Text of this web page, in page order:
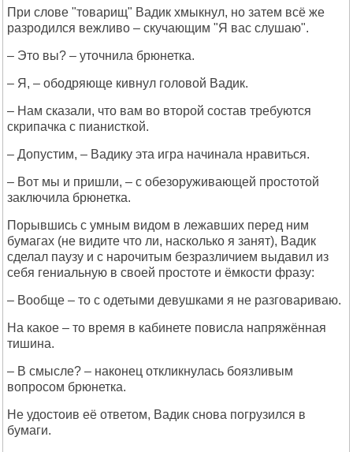
При слове "товарищ" Вадик хмыкнул, но затем всё же
разродился вежливо – скучающим "Я вас слушаю".
– Это вы? – уточнила брюнетка.
– Я, – ободряюще кивнул головой Вадик.
– Нам сказали, что вам во второй состав требуются
скрипачка с пианисткой.
– Допустим, – Вадику эта игра начинала нравиться.
– Вот мы и пришли, – с обезоруживающей простотой
заключила брюнетка.
Порывшись с умным видом в лежавших перед ним
бумагах (не видите что ли, насколько я занят), Вадик
сделал паузу и с нарочитым безразличием выдавил из
себя гениальную в своей простоте и ёмкости фразу:
– Вообще – то с одетыми девушками я не разговариваю.
На какое – то время в кабинете повисла напряжённая
тишина.
– В смысле? – наконец откликнулась боязливым
вопросом брюнетка.
Не удостоив её ответом, Вадик снова погрузился в
бумаги.